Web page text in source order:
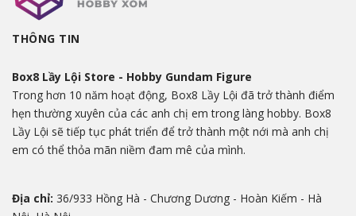
THÔNG TIN
Box8 Lầy Lội Store - Hobby Gundam Figure
Trong hơn 10 năm hoạt động, Box8 Lầy Lội đã trở thành điểm
hẹn thường xuyên của các anh chị em trong làng hobby. Box8
Lầy Lội sẽ tiếp tục phát triển để trở thành một nới mà anh chị
em có thể thỏa mãn niềm đam mê của mình.
Địa chỉ: 36/933 Hồng Hà - Chương Dương - Hoàn Kiếm - Hà